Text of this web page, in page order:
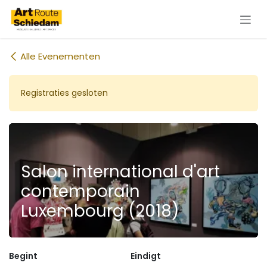
Overslaan naar inhoud
Alle Evenementen
Registraties gesloten
Salon international d'art
contemporain
Luxembourg (2018)
Begint Eindigt